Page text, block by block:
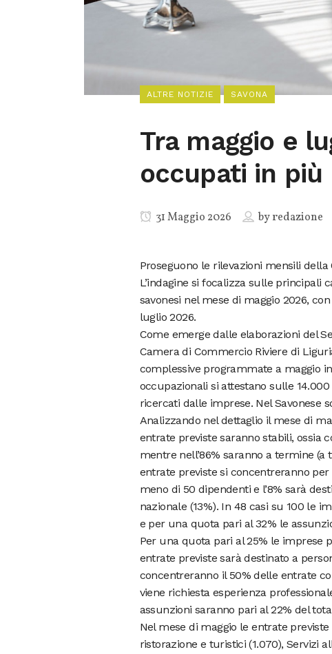
ALTRE NOTIZIE SAVONA
Tra maggio e
occupati in più
31 Maggio 2026 byredazione
Proseguono le rilevazioni mensili
L’indagine si focalizza sulle
savonesi nel mese di maggio 2026,
luglio 2026.
Come emerge dalle elaborazioni del
Camera di Commercio Riviere di
complessive programmate a maggio
occupazionali si attestano sulle
ricercati dalle imprese. Nel Savonese
Analizzando nel dettaglio il mese di
entrate previste saranno stabili, ossia
mentre nell’86% saranno a termine
entrate previste si concentreranno
meno di 50 dipendenti e l’8% sarà
nazionale (13%). In 48 casi su 100 le
e per una quota pari al 32% le
Per una quota pari al 25% le imprese
entrate previste sarà destinato a
concentreranno il 50% delle entrate
viene richiesta esperienza
assunzioni saranno pari al 22% del
Nel mese di maggio le entrate
ristorazione e turistici (1.070), Servizi